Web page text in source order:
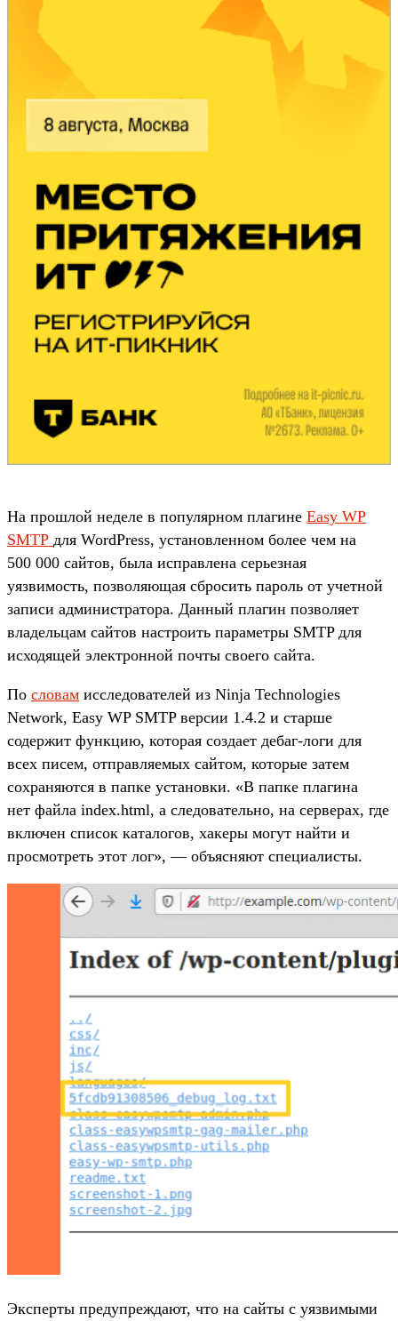
На прошлой неделе в популярном плагине Easy WP
SMTP для WordPress, установленном более чем на
500 000 сайтов, была исправлена серьезная
уязвимость, позволяющая сбросить пароль от учетной
записи администратора. Данный плагин позволяет
владельцам сайтов настроить параметры SMTP для
исходящей электронной почты своего сайта.
По словам исследователей из Ninja Technologies
Network, Easy WP SMTP версии 1.4.2 и старше
содержит функцию, которая создает дебаг-логи для
всех писем, отправляемых сайтом, которые затем
сохраняются в папке установки. «В папке плагина
нет файла index.html, а следовательно, на серверах, где
включен список каталогов, хакеры могут найти и
просмотреть этот лог», — объясняют специалисты.
Эксперты предупреждают, что на сайты с уязвимыми